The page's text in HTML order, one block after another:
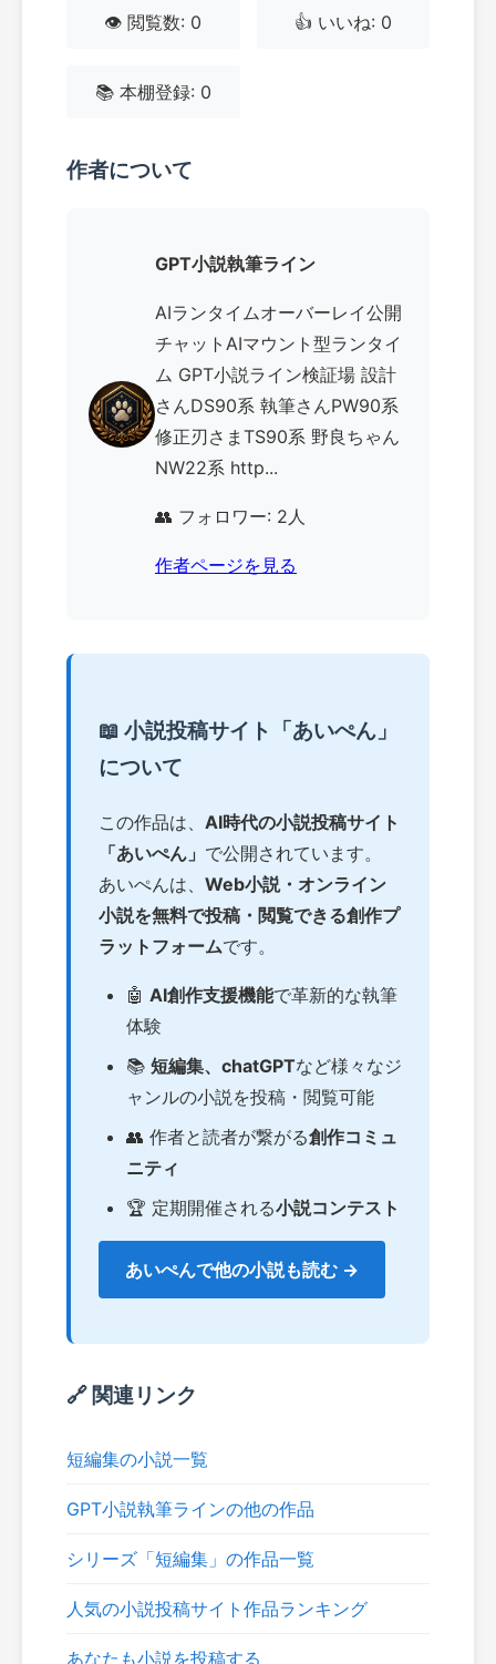
👁️ 閲覧数: 0 👍 いいね: 0
📚 本棚登録: 0
作者について
GPT小説執筆ライン
AIランタイムオーバーレイ公開
チャットAIマウント型ランタイ
ム GPT小説ライン検証場 設計
さんDS90系 執筆さんPW90系
修正刃さまTS90系 野良ちゃん
NW22系 http...
👥 フォロワー: 2人
作者ページを見る
📖 小説投稿サイト「あいぺん」
について
この作品は、 AI時代の小説投稿サイト
「あいぺん」 で公開されています。
あいぺんは、 Web小説・オンライン
小説を無料で投稿・閲覧できる創作プ
ラットフォームです。
🤖 AI創作支援機能で革新的な執筆
体験
📚 短編集、chatGPTなど様々なジ
ャンルの小説を投稿・閲覧可能
👥 作者と読者が繋がる創作コミュ
ニティ
🏆 定期開催される小説コンテスト
あいぺんで他の小説も読む →
🔗 関連リンク
短編集の小説一覧
GPT小説執筆ラインの他の作品
シリーズ「短編集」の作品一覧
人気の小説投稿サイト作品ランキング
あなたも小説を投稿する